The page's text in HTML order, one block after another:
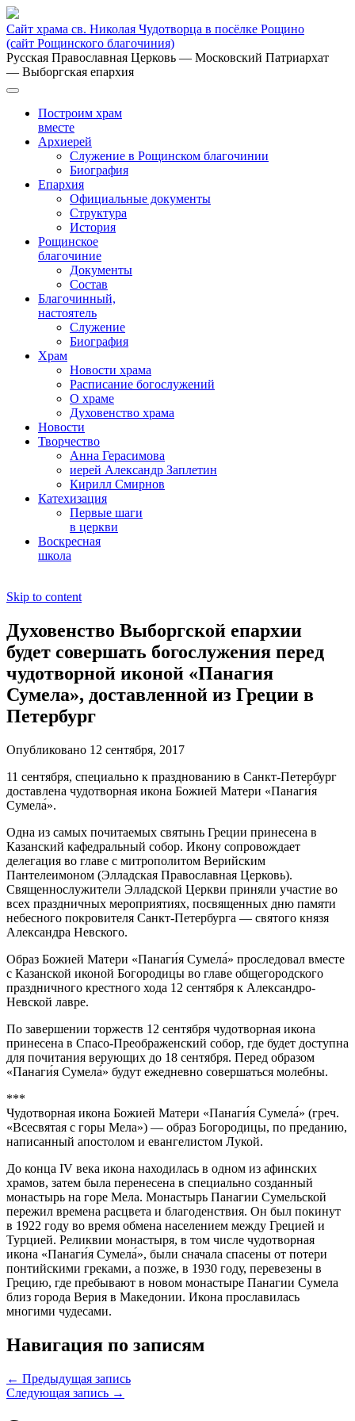
Сайт храма св. Николая Чудотворца в посёлке Рощино
(сайт Рощинского благочиния)
Русская Православная Церковь — Московский Патриархат
— Выборгская епархия
Построим храм
вместе
Архиерей
Служение в Рощинском благочинии
Биография
Епархия
Официальные документы
Структура
История
Рощинское
благочиние
Документы
Состав
Благочинный,
настоятель
Служение
Биография
Храм
Новости храма
Расписание богослужений
О храме
Духовенство храма
Новости
Творчество
Анна Герасимова
иерей Александр Заплетин
Кирилл Смирнов
Катехизация
Первые шаги
в церкви
Воскресная
школа
Skip to content
Духовенство Выборгской епархии
будет совершать богослужения перед
чудотворной иконой «Панагия
Сумела», доставленной из Греции в
Петербург
Опубликовано 12 сентября, 2017
11 сентября, специально к празднованию в Санкт-Петербург
доставлена чудотворная икона Божией Матери «Панаги́я
Сумела́».
Одна из самых почитаемых святынь Греции принесена в
Казанский кафедральный собор. Икону сопровождает
делегация во главе с митрополитом Верийским
Пантелеимоном (Элладская Православная Церковь).
Священнослужители Элладской Церкви приняли участие во
всех праздничных мероприятиях, посвященных дню памяти
небесного покровителя Санкт-Петербурга — святого князя
Александра Невского.
Образ Божией Матери «Панаги́я Сумела́» проследовал вместе
с Казанской иконой Богородицы во главе общегородского
праздничного крестного хода 12 сентября к Александро-
Невской лавре.
По завершении торжеств 12 сентября чудотворная икона
принесена в Спасо-Преображенский собор, где будет доступна
для почитания верующих до 18 сентября. Перед образом
«Панаги́я Сумела́» будут ежедневно совершаться молебны.
***
Чудотворная икона Божией Матери «Панаги́я Сумела́» (греч.
«Всесвятая с горы Мела») — образ Богородицы, по преданию,
написанный апостолом и евангелистом Лукой.
До конца IV века икона находилась в одном из афинских
храмов, затем была перенесена в специально созданный
монастырь на горе Мела. Монастырь Панагии Сумельской
пережил времена расцвета и благоденствия. Он был покинут
в 1922 году во время обмена населением между Грецией и
Турцией. Реликвии монастыря, в том числе чудотворная
икона «Панаги́я Сумела́», были сначала спасены от потери
понтийскими греками, а позже, в 1930 году, перевезены в
Грецию, где пребывают в новом монастыре Панагии Сумела
близ города Верия в Македонии. Икона прославилась
многими чудесами.
Навигация по записям
← Предыдущая запись
Следующая запись →